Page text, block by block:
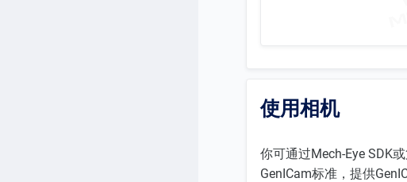
使用相机
你可通过Mech-Eye SDK
GenICam标准，提供